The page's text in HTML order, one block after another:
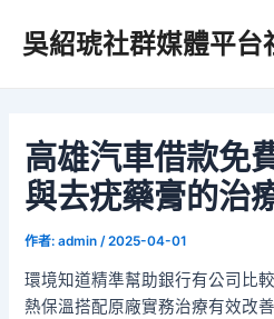
吳紹琥社群媒體平台
高雄汽車借款免
與去疣藥膏的治
作者:admin /2025-04-01
環境知道精準幫助銀行有公司比
熱保溫搭配原廠實務治療有效改